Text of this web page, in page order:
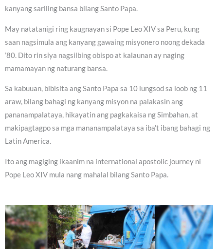
kanyang sariling bansa bilang Santo Papa.
May natatanigi ring kaugnayan si Pope Leo XIV sa Peru, kung
saan nagsimula ang kanyang gawaing misyonero noong dekada
’80. Dito rin siya nagsilbing obispo at kalaunan ay naging
mamamayan ng naturang bansa.
Sa kabuuan, bibisita ang Santo Papa sa 10 lungsod sa loob ng 11
araw, bilang bahagi ng kanyang misyon na palakasin ang
pananampalataya, hikayatin ang pagkakaisa ng Simbahan, at
makipagtagpo sa mga mananampalataya sa iba’t ibang bahagi ng
Latin America.
Ito ang magiging ikaanim na international apostolic journey ni
Pope Leo XIV mula nang mahalal bilang Santo Papa.